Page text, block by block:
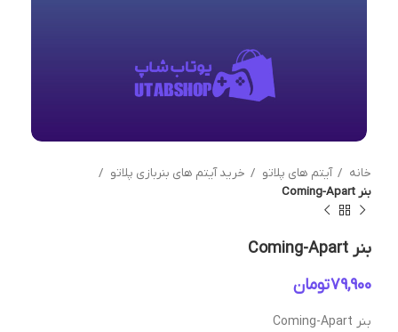
خانه آیتم های پلاتو
خرید آیتم های بنربازی پلاتو
بنر Coming-Apart
بنر Coming-Apart
تومان
بنر Coming-Apart